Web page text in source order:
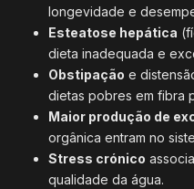
longevidade e
Esteatose hepática
dieta inadequada e
Obstipação e
dietas pobres em fibra
Maior produção de
orgânica entram no
Stress crónico
qualidade da água.